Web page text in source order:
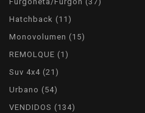
Hatchback 11 11
Monovolumen 1515
REMOLQUE 1 1
Suv 4x4 21 21
Urbano 5454
VENDIDOS 134134